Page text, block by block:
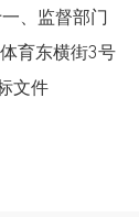
、监督部门
育东横街3号
文件